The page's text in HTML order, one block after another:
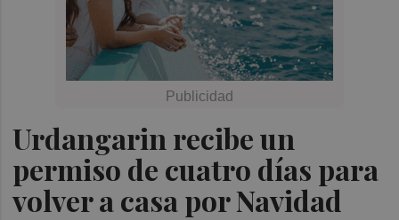
Urdangarin recibe un
permiso de cuatro días para
volver a casa por Navidad